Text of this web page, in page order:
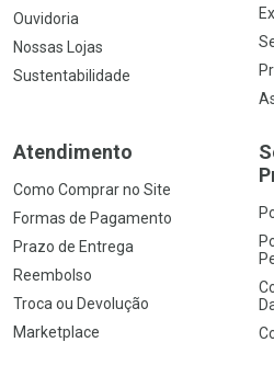
Ouvidoria
Nossas Lojas
Sustentabilidade
Atendimento
Como Comprar no Site
Formas de Pagamento
Prazo de Entrega
Reembolso
Troca ou Devolução
Marketplace